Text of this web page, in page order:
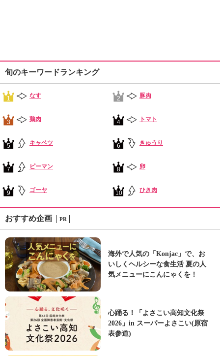
旬のキーワードランキング
1 なす 2 豚肉
3 鶏肉 4 トマト
5 キャベツ 6 きゅうり
7 ピーマン 8 卵
9 ゴーヤ 10 ひき肉
おすすめ企画 PR
海外で人気の「Konjac」で、お
いしくヘルシーな食生活 夏の人
気メニューにこんにゃくを！
心踊る！「よさこい高知文化祭
2026」in スーパーよさこい(原宿
表参道)